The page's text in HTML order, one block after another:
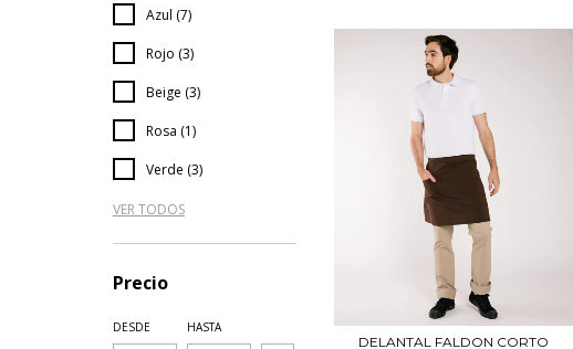
Azul (7)
Rojo (3)
Beige (3)
Rosa (1)
Verde (3)
VER TODOS
Precio
DESDE HASTA
DELANTAL FALDON CORTO